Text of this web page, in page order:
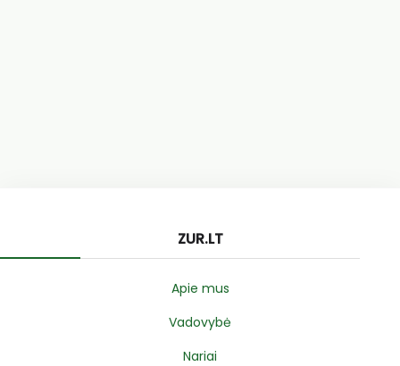
ZUR.LT
Apie mus
Vadovybė
Nariai